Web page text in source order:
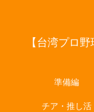
【台湾プロ
準備編
チア・推し活